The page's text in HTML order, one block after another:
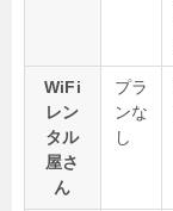
WiFi
レン
タル
屋さ
ん
プラ
ンな
し